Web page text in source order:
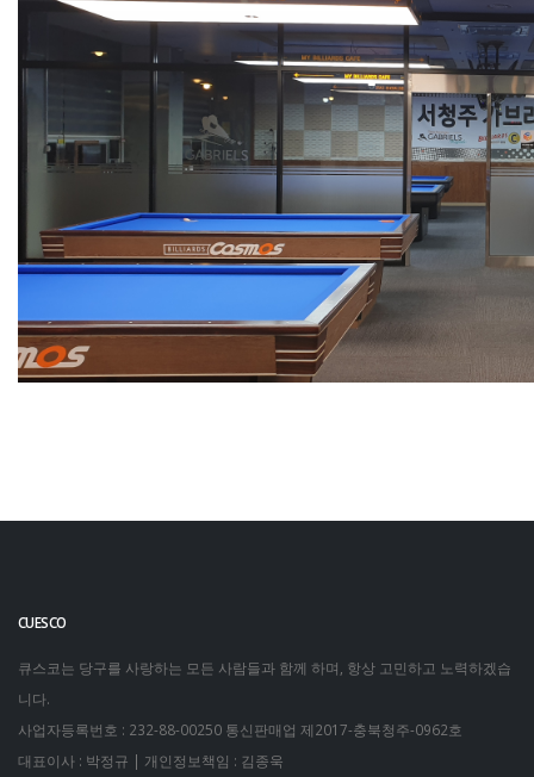
CUESCO
큐스코는 당구를 사랑하는 모든 사람들과 함께 하며, 항상 고민하고 노력하겠습
니다.
사업자등록번호 : 232-88-00250 통신판매업 제2017-충북청주-0962호
대표이사 : 박정규 | 개인정보책임 : 김종욱